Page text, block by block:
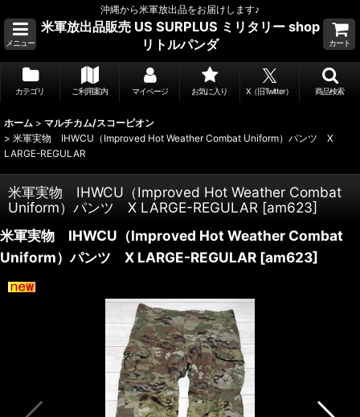
沖縄から米軍放出品をお届けします♪
メニュー
米軍放出品販売 US SURPLUS ミリタリー shop
リトルパンダ
カート
カテゴリ ご利用案内 マイページ お気に入り X（旧Twitter） 商品検索
ホーム > マルチカム/スコーピオン
> 米軍実物 IHWCU（Improved Hot Weather Combat Uniform）パンツ X
LARGE-REGULAR
米軍実物 IHWCU（Improved Hot Weather Combat
Uniform）パンツ X LARGE-REGULAR [am623]
米軍実物 IHWCU（Improved Hot Weather Combat
Uniform）パンツ X LARGE-REGULAR [am623]